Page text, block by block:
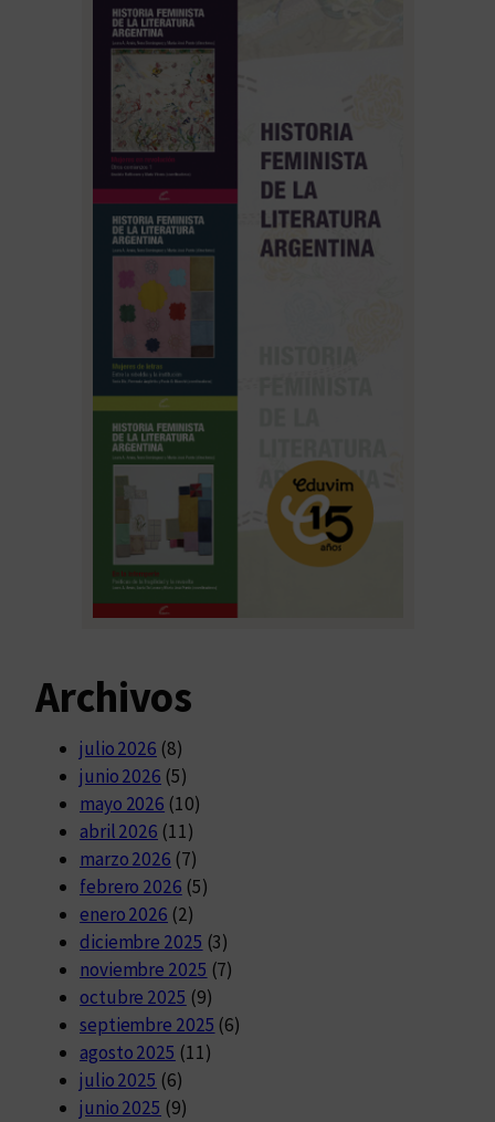
Archivos
julio 2026 (8)
junio 2026 (5)
mayo 2026 (10)
abril 2026 (11)
marzo 2026 (7)
febrero 2026 (5)
enero 2026 (2)
diciembre 2025 (3)
noviembre 2025 (7)
octubre 2025 (9)
septiembre 2025 (6)
agosto 2025 (11)
julio 2025 (6)
junio 2025 (9)